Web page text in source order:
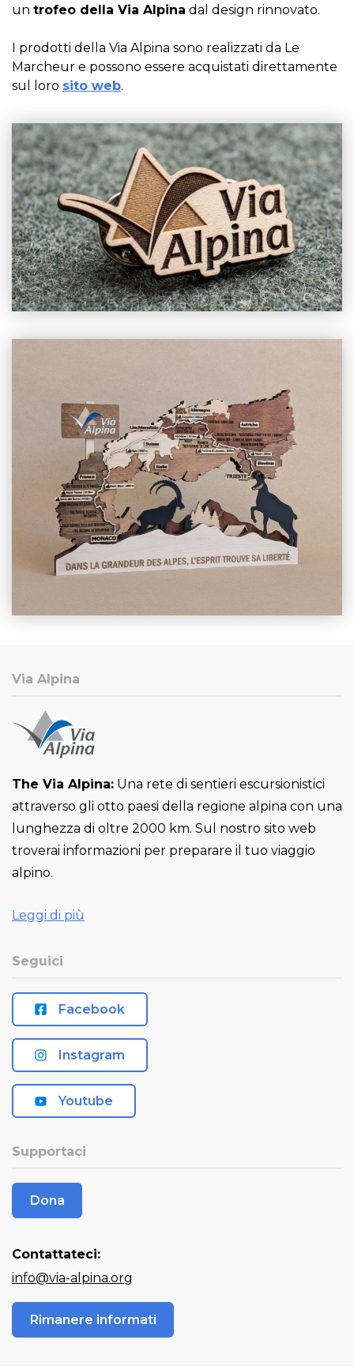
un trofeo della Via Alpina dal design rinnovato.
I prodotti della Via Alpina sono realizzati da Le
Marcheur e possono essere acquistati direttamente
sul loro sito web.
Via Alpina
The Via Alpina: Una rete di sentieri escursionistici
attraverso gli otto paesi della regione alpina con una
lunghezza di oltre 2000 km. Sul nostro sito web
troverai informazioni per preparare il tuo viaggio
alpino.
Leggi di più
Seguici
Facebook
Instagram
Youtube
Supportaci
Dona
Contattateci:
info@via-alpina.org
Rimanere informati